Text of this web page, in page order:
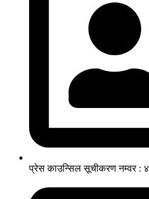
प्रेस काउन्सिल सूचीकरण नम्वर :